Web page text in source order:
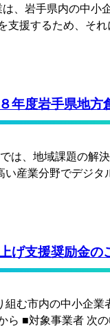
は、岩手県内の中
支援するため、そ
年度岩手県地
は、地域課題の解
産業分野でデジ
げ支援奨励金の
組む市内の中小企
ら ■対象事業者